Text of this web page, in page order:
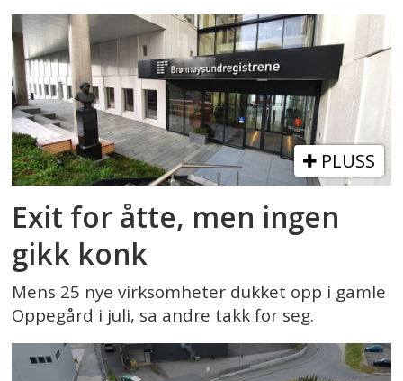
PLUSS
Exit for åtte, men ingen
gikk konk
Mens 25 nye virksomheter dukket opp i gamle
Oppegård i juli, sa andre takk for seg.